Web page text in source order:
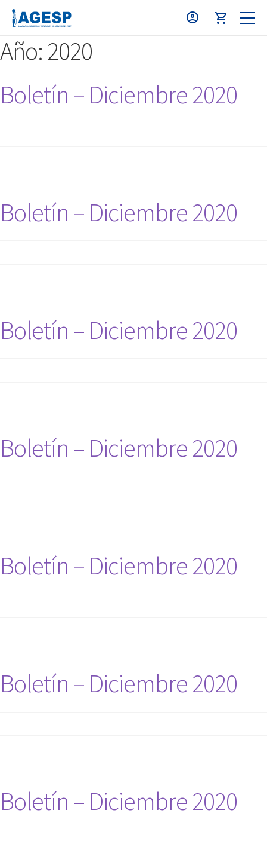
Año: 2020
Boletín – Diciembre 2020
Boletín – Diciembre 2020
Boletín – Diciembre 2020
Boletín – Diciembre 2020
Boletín – Diciembre 2020
Boletín – Diciembre 2020
Boletín – Diciembre 2020